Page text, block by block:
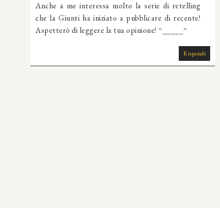
Anche a me interessa molto la serie di retelling
che la Giunti ha iniziato a pubblicare di recente!
Aspetterò di leggere la tua opinione! ^_____^
Rispondi